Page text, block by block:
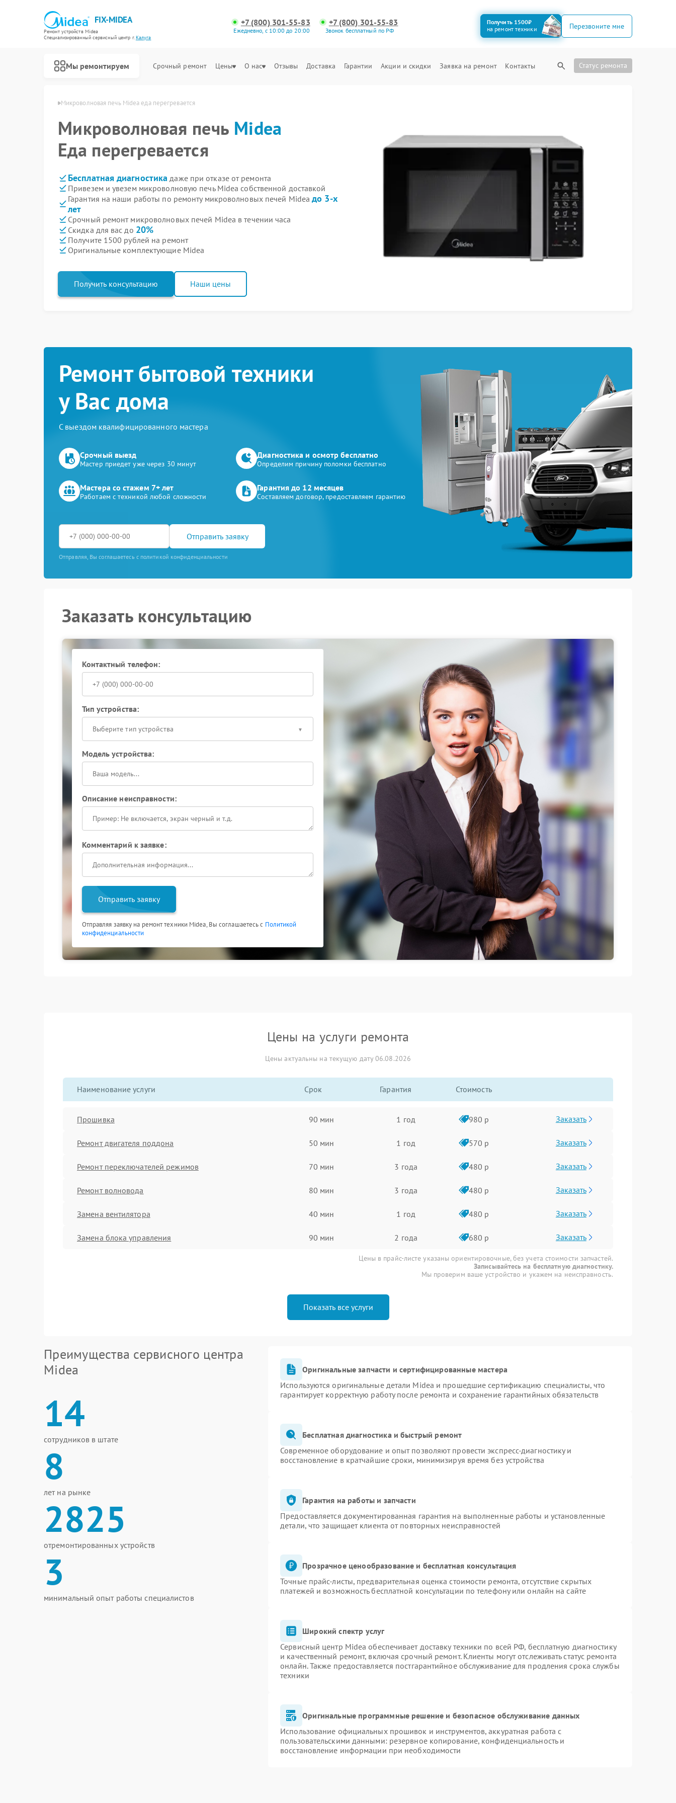
FIX-MIDEA
Ремонт устройств Midea
Специализированный cервисный центр г.Калуга
+7 (800) 301-55-83
Ежедневно, с 10:00 до 20:00
+7 (800) 301-55-83
Звонок бесплатный по РФ
Получить 1500₽
на ремонт техники
Перезвоните мне
Мы ремонтируем Срочный ремонт Цены О нас Отзывы Доставка Гарантии Акции и скидки Заявка на ремонт Контакты Статус ремонта
Микроволновая печь Midea еда перегревается
Микроволновая печь Midea
Еда перегревается
Бесплатная диагностика даже при отказе от ремонта
Привезем и увезем микроволновую печь Midea собственной доставкой
Гарантия на наши работы по ремонту микроволновых печей Mideaдо 3-х
лет
Срочный ремонт микроволновых печей Midea в течении часа
Скидка для вас до 20%
Получите 1500 рублей на ремонт
Оригинальные комплектующие Midea
Получить консультацию Наши цены
Ремонт бытовой техники
у Вас дома
С выездом квалифицированного мастера
Срочный выезд
Мастер приедет уже через 30 минут
Диагностика и осмотр бесплатно
Определим причину поломки бесплатно
Мастера со стажем 7+ лет
Работаем с техникой любой сложности
Гарантия до 12 месяцев
Составляем договор, предоставляем гарантию
Отправить заявку
Отправляя, Вы соглашаетесь с политикой конфиденциальности
Заказать консультацию
Контактный телефон:
Тип устройства:
Выберите тип устройства
Модель устройства:
Описание неисправности:
Комментарий к заявке:
Отправить заявку
Отправляя заявку на ремонт техники Midea, Вы соглашаетесь с Политикой
конфиденциальности
Цены на услуги ремонта
Цены актуальны на текущую дату 06.08.2026
Наименование услуги Срок Гарантия Стоимость
Прошивка 90 мин 1 год 980 р Заказать
Ремонт двигателя поддона 50 мин 1 год 570 р Заказать
Ремонт переключателей режимов 70 мин 3 года 480 р Заказать
Ремонт волновода 80 мин 3 года 480 р Заказать
Замена вентилятора 40 мин 1 год 480 р Заказать
Замена блока управления 90 мин 2 года 680 р Заказать
Цены в прайс-листе указаны ориентировочные, без учета стоимости запчастей.
Записывайтесь на бесплатную диагностику.
Мы проверим ваше устройство и укажем на неисправность.
Показать все услуги
Преимущества сервисного центра
Midea
14
сотрудников в штате
8
лет на рынке
2825
отремонтированных устройств
3
минимальный опыт работы специалистов
Оригинальные запчасти и сертифицированные мастера
Используются оригинальные детали Midea и прошедшие сертификацию специалисты, что
гарантирует корректную работу после ремонта и сохранение гарантийных обязательств
Бесплатная диагностика и быстрый ремонт
Современное оборудование и опыт позволяют провести экспресс-диагностику и
восстановление в кратчайшие сроки, минимизируя время без устройства
Гарантия на работы и запчасти
Предоставляется документированная гарантия на выполненные работы и установленные
детали, что защищает клиента от повторных неисправностей
Прозрачное ценообразование и бесплатная консультация
Точные прайс-листы, предварительная оценка стоимости ремонта, отсутствие скрытых
платежей и возможность бесплатной консультации по телефону или онлайн на сайте
Широкий спектр услуг
Сервисный центр Midea обеспечивает доставку техники по всей РФ, бесплатную диагностику
и качественный ремонт, включая срочный ремонт. Клиенты могут отслеживать статус ремонта
онлайн. Также предоставляется постгарантийное обслуживание для продления срока службы
техники
Оригинальные программные решение и безопасное обслуживание данных
Использование официальных прошивок и инструментов, аккуратная работа с
пользовательскими данными: резервное копирование, конфиденциальность и
восстановление информации при необходимости